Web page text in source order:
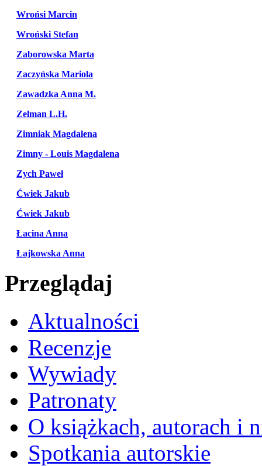
Wrońsi Marcin
Wroński Stefan
Zaborowska Marta
Zaczyńska Mariola
Zawadzka Anna M.
Zelman L.H.
Zimniak Magdalena
Zimny - Louis Magdalena
Zych Paweł
Ćwiek Jakub
Ćwiek Jakub
Łacina Anna
Łajkowska Anna
Przeglądaj
Aktualności
Recenzje
Wywiady
Patronaty
O książkach, autorach i
Spotkania autorskie